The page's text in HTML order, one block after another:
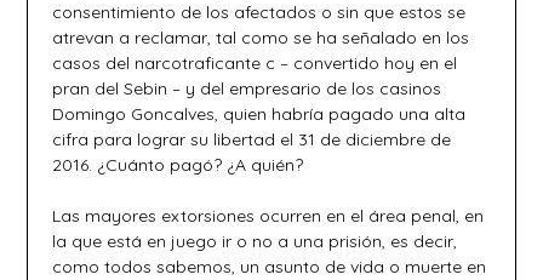
consentimiento de los afectados o sin que estos se
atrevan a reclamar, tal como se ha señalado en los
casos del narcotraficante c – convertido hoy en el
pran del Sebin – y del empresario de los casinos
Domingo Goncalves, quien habría pagado una alta
cifra para lograr su libertad el 31 de diciembre de
2016. ¿Cuánto pagó? ¿A quién?
Las mayores extorsiones ocurren en el área penal, en
la que está en juego ir o no a una prisión, es decir,
como todos sabemos, un asunto de vida o muerte en